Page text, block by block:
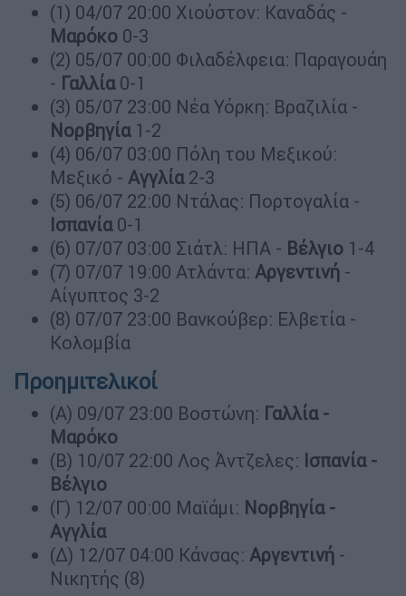
(1) 04/07 20:00 Χιούστον: Καναδάς -
Μαρόκο 0-3
(2) 05/07 00:00 Φιλαδέλφεια: Παραγουάη
- Γαλλία0-1
(3) 05/07 23:00 Νέα Υόρκη: Βραζιλία -
Νορβηγία1-2
(4) 06/07 03:00 Πόλη του Μεξικού:
Μεξικό - Aγγλία 2-3
(5) 06/07 22:00 Ντάλας: Πορτογαλία -
Ισπανία0-1
(6) 07/07 03:00 Σιάτλ: ΗΠΑ - Βέλγιο 1-4
(7) 07/07 19:00 Ατλάντα: Αργεντινή -
Αίγυπτος 3-2
(8) 07/07 23:00 Βανκούβερ: Ελβετία -
Κολομβία
Προημιτελικοί
(Α) 09/07 23:00 Βοστώνη: Γαλλία -
Μαρόκο
(Β) 10/07 22:00 Λος Άντζελες: Ισπανία -
Βέλγιο
(Γ) 12/07 00:00 Μαϊάμι: Νορβηγία -
Αγγλία
(Δ) 12/07 04:00 Κάνσας: Αργεντινή -
Νικητής (8)